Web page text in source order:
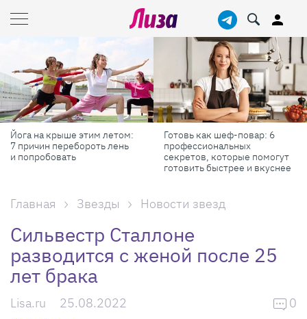
Йога на крыше этим летом:
7 причин перебороть лень
и попробовать
Готовь как шеф-повар: 6
профессиональных
секретов, которые помогут
готовить быстрее и вкуснее
Главная Звезды Новости звезд
Сильвестр Сталлоне
разводится с женой после 25
лет брака
Lisa.ru 25.08.2022 0